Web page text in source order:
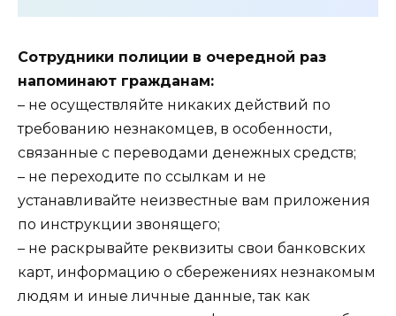
Сотрудники полиции в очередной раз
напоминают гражданам:
– не осуществляйте никаких действий по
требованию незнакомцев, в особенности,
связанные с переводами денежных средств;
– не переходите по ссылкам и не
устанавливайте неизвестные вам приложения
по инструкции звонящего;
– не раскрывайте реквизиты свои банковских
карт, информацию о сбережениях незнакомым
людям и иные личные данные, так как